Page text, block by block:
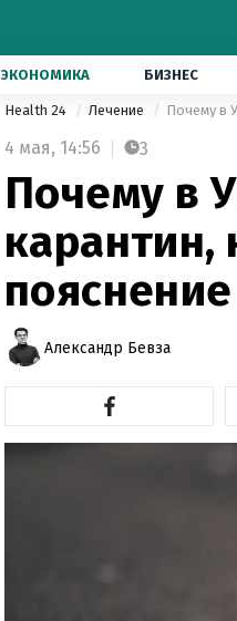
ЭКОНОМИКА БИЗНЕС
Health 24 Лечение Почему в
4 мая, 14:56 3
Почему в
карантин,
Александр Бевза